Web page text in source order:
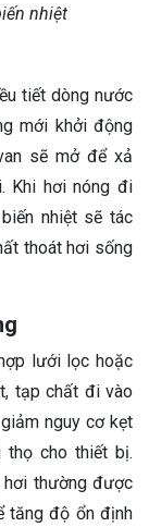
nhiệt
tiết dòng nước
mới khởi động
sẽ mở để xả
Khi hơi nóng đi
nhiệt sẽ tác
thoát hơi sống
lưới lọc hoặc
tạp chất đi vào
nguy cơ kẹt
thọ cho thiết bị.
hơi thường được
tăng độ ổn định